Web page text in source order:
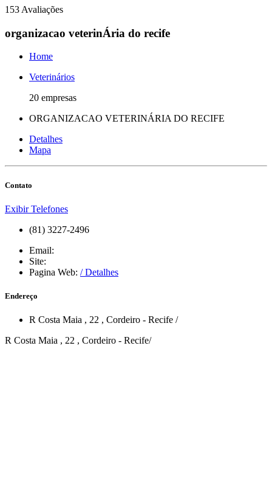
153 Avaliações
organizacao veterinÁria do recife
Home
Veterinários
20 empresas
ORGANIZACAO VETERINÁRIA DO RECIFE
Detalhes
Mapa
Contato
Exibir Telefones
(81) 3227-2496
Email:
Site:
Pagina Web: / Detalhes
Endereço
R Costa Maia , 22 , Cordeiro - Recife /
R Costa Maia , 22 , Cordeiro - Recife/